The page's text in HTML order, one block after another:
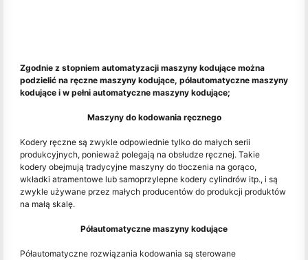
Zgodnie z stopniem automatyzacji maszyny kodujące można
podzielić na ręczne maszyny kodujące, półautomatyczne maszyny
kodujące i w pełni automatyczne maszyny kodujące;
Maszyny do kodowania ręcznego
Kodery ręczne są zwykle odpowiednie tylko do małych serii
produkcyjnych, ponieważ polegają na obsłudze ręcznej. Takie
kodery obejmują tradycyjne maszyny do tłoczenia na gorąco,
wkładki atramentowe lub samoprzylepne kodery cylindrów itp., i są
zwykle używane przez małych producentów do produkcji produktów
na małą skalę.
Półautomatyczne maszyny kodujące
Półautomatyczne rozwiązania kodowania są sterowane